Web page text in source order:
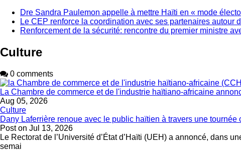
Dre Sandra Paulemon appelle à mettre Haïti en « mode
Le CEP renforce la coordination avec ses partenaires autour
Renforcement de la sécurité: rencontre du premier ministre
Culture
0 comments
La Chambre de commerce et de l'industrie haïtiano-africaine
Aug 05, 2026
Culture
Dany Laferrière renoue avec le public haïtien à travers une tournée
Post on Jul 13, 2026
Le Rectorat de l’Université d’État d’Haïti (UEH) a annoncé, dans
semai